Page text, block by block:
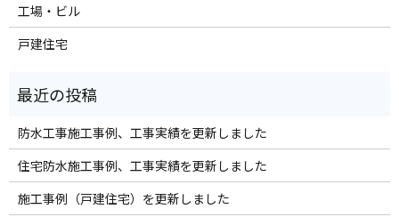
工場・ビル
戸建住宅
防水工事施工事例、工事実績を更新しました
住宅防水施工事例、工事実績を更新しました
施工事例（戸建住宅）を更新しました